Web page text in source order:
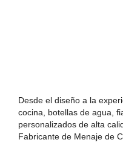
Desde el diseño a la
cocina, botellas de agua,
personalizados de alta
Fabricante de Menaje de